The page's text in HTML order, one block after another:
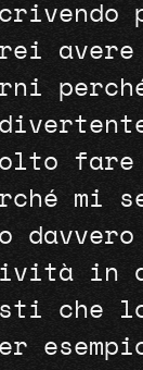
mi
in
che